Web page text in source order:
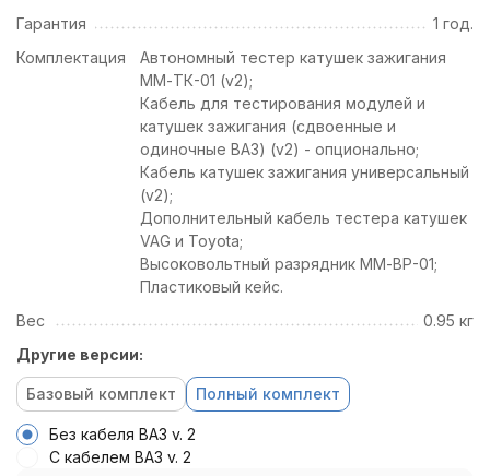
Гарантия
1 год.
Комплектация
Автономный тестер катушек зажигания
ММ-ТК-01 (v2);
Кабель для тестирования модулей и
катушек зажигания (сдвоенные и
одиночные ВАЗ) (v2) - опционально;
Кабель катушек зажигания универсальный
(v2);
Дополнительный кабель тестера катушек
VAG и Toyota;
Высоковольтный разрядник ММ-ВР-01;
Пластиковый кейс.
Вес
0.95 кг
Другие версии:
Базовый комплект Полный комплект
Без кабеля ВАЗ v. 2
С кабелем ВАЗ v. 2